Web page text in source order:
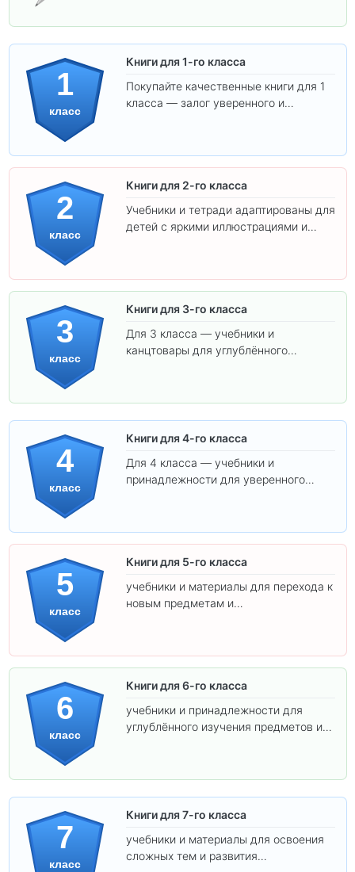
1
класс
Книги для 1-го класса
Покупайте качественные книги для 1
класса — залог уверенного и
2
класс
Книги для 2-го класса
Учебники и тетради адаптированы для
детей с яркими иллюстрациями и
3
класс
Книги для 3-го класса
Для 3 класса — учебники и
канцтовары для углублённого
4
класс
Книги для 4-го класса
Для 4 класса — учебники и
принадлежности для уверенного
5
класс
Книги для 5-го класса
учебники и материалы для перехода к
новым предметам и
6
класс
Книги для 6-го класса
учебники и принадлежности для
углублённого изучения предметов и
7
класс
Книги для 7-го класса
учебники и материалы для освоения
сложных тем и развития